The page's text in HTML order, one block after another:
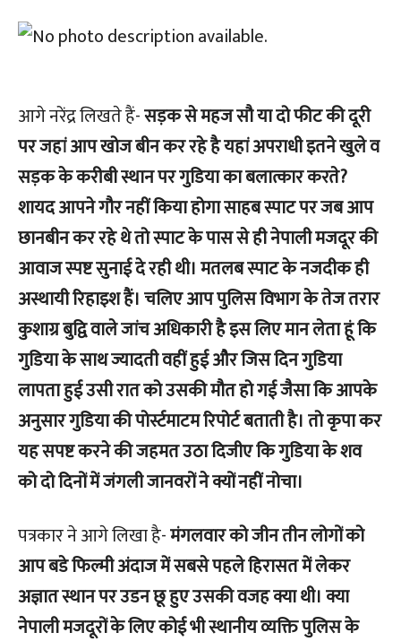
आगे नरेंद्र लिखते हैं-सड़क से महज सौ या दो फीट की दूरी
पर जहां आप खोज बीन कर रहे है यहां अपराधी इतने खुले व
सड़क के करीबी स्थान पर गुडिया का बलात्कार करते?
शायद आपने गौर नहीं किया होगा साहब स्पाट पर जब आप
छानबीन कर रहे थे तो स्पाट के पास से ही नेपाली मजदूर की
आवाज स्पष्ट सुनाई दे रही थी। मतलब स्पाट के नजदीक ही
अस्थायी रिहाइश हैं। चलिए आप पुलिस विभाग के तेज तरार
कुशाग्र बुद्वि वाले जांच अधिकारी है इस लिए मान लेता हूं कि
गुडिया के साथ ज्यादती वहीं हुई और जिस दिन गुडिया
लापता हुई उसी रात को उसकी मौत हो गई जैसा कि आपके
अनुसार गुडिया की पोर्स्टमाटम रिपोर्ट बताती है। तो कृपा कर
यह सपष्ट करने की जहमत उठा दिजीए कि गुडिया के शव
को दो दिनों में जंगली जानवरों ने क्यों नहीं नोचा।
पत्रकार ने आगे लिखा है-मंगलवार को जीन तीन लोगों को
आप बडे फिल्मी अंदाज में सबसे पहले हिरासत में लेकर
अज्ञात स्थान पर उडन छू हुए उसकी वजह क्या थी। क्या
नेपाली मजदूरों के लिए कोई भी स्थानीय व्यक्ति पुलिस के